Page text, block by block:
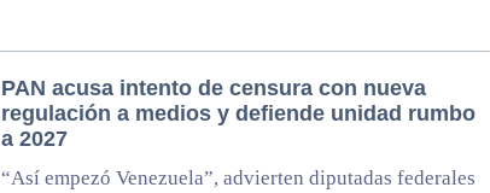
PAN acusa intento de censura con nueva
regulación a medios y defiende unidad rumbo
a 2027
“Así empezó Venezuela”, advierten diputadas federales